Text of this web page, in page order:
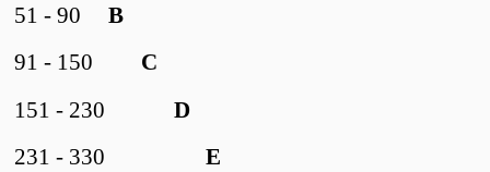
B
51 - 90
C
91 - 150
D
151 - 230
E
231 - 330